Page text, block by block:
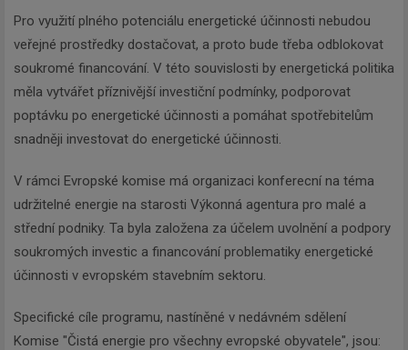
Pro využití plného potenciálu energetické účinnosti nebudou
veřejné prostředky dostačovat, a proto bude třeba odblokovat
soukromé financování. V této souvislosti by energetická politika
měla vytvářet příznivější investiční podmínky, podporovat
poptávku po energetické účinnosti a pomáhat spotřebitelům
snadněji investovat do energetické účinnosti.
V rámci Evropské komise má organizaci konferecní na téma
udržitelné energie na starosti Výkonná agentura pro malé a
střední podniky. Ta byla založena za účelem uvolnění a podpory
soukromých investic a financování problematiky energetické
účinnosti v evropském stavebním sektoru.
Specifické cíle programu, nastíněné v nedávném sdělení
Komise "Čistá energie pro všechny evropské obyvatele", jsou: